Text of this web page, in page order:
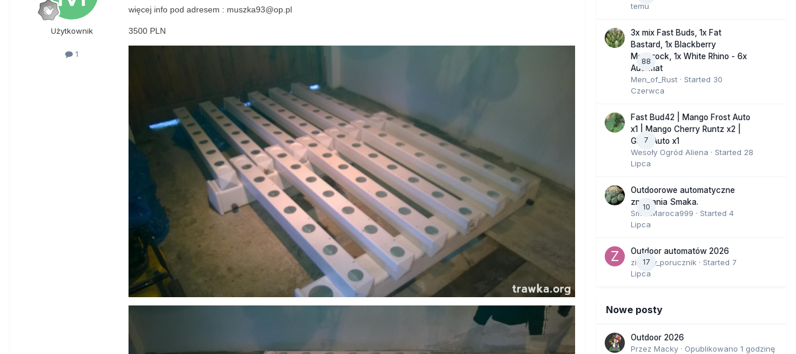
Użytkownik
1
więcej info pod adresem : muszka93@op.pl
3500 PLN
temu
88
3x mix Fast Buds, 1x Fat
Bastard, 1x Blackberry
Moonrock, 1x White Rhino - 6x
Automat
Men_of_Rust · Started 30
Czerwca
7
Fast Bud42 | Mango Frost Auto
x1 | Mango Cherry Runtz x2 |
GMO Auto x1
Wesoły Ogród Aliena · Started 28
Lipca
10
Outdoorowe automatyczne
zmagania Smaka.
SmakMaroca999 · Started 4
Lipca
17
Outdoor automatów 2026
zielony_porucznik · Started 7
Lipca
Nowe posty
Outdoor 2026
Przez Macky · Opublikowano 1 godzinę